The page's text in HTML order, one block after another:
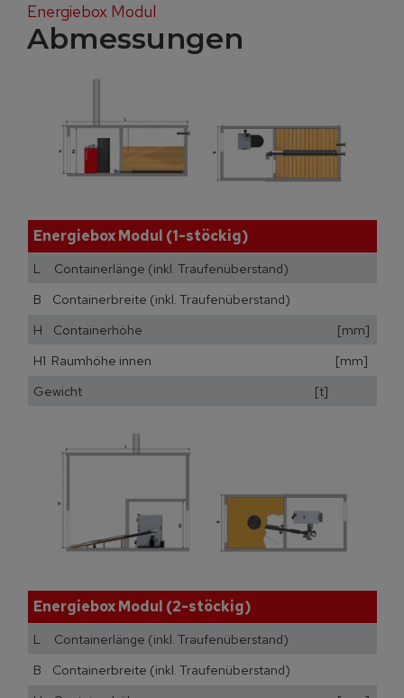
Energiebox Modul
Abmessungen
Energiebox Modul (1-stöckig)
L Containerlänge (inkl. Traufenüberstand)
B Containerbreite (inkl. Traufenüberstand)
H Containerhöhe [mm]
H1 Raumhöhe innen [mm]
Gewicht [t]
Energiebox Modul (2-stöckig)
L Containerlänge (inkl. Traufenüberstand)
B Containerbreite (inkl. Traufenüberstand)